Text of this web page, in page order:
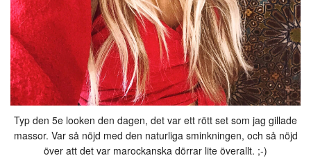
Typ den 5e looken den dagen, det var ett rött set som jag gillade
massor. Var så nöjd med den naturliga sminkningen, och så nöjd
över att det var marockanska dörrar lite överallt. ;-)